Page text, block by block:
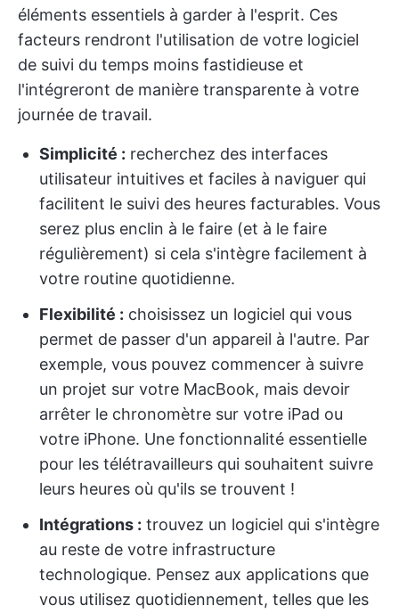
éléments essentiels à garder à l'esprit. Ces
facteurs rendront l'utilisation de votre logiciel
de suivi du temps moins fastidieuse et
l'intégreront de manière transparente à votre
journée de travail.
Simplicité : recherchez des interfaces
utilisateur intuitives et faciles à naviguer qui
facilitent le suivi des heures facturables. Vous
serez plus enclin à le faire (et à le faire
régulièrement) si cela s'intègre facilement à
votre routine quotidienne.
Flexibilité : choisissez un logiciel qui vous
permet de passer d'un appareil à l'autre. Par
exemple, vous pouvez commencer à suivre
un projet sur votre MacBook, mais devoir
arrêter le chronomètre sur votre iPad ou
votre iPhone. Une fonctionnalité essentielle
pour les télétravailleurs qui souhaitent suivre
leurs heures où qu'ils se trouvent !
Intégrations : trouvez un logiciel qui s'intègre
au reste de votre infrastructure
technologique. Pensez aux applications que
vous utilisez quotidiennement, telles que les